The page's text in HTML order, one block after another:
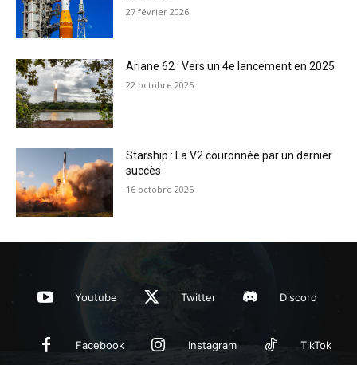
27 février 2026
Ariane 62 : Vers un 4e lancement en 2025
22 octobre 2025
Starship : La V2 couronnée par un dernier
succès
16 octobre 2025
Youtube Twitter Discord
Facebook Instagram TikTok